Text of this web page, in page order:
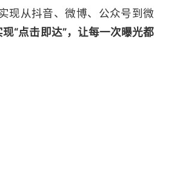
现从抖音、微博、公众号到微
现“点击即达”，让每一次曝光都